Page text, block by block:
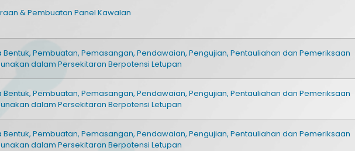
& Pembuatan Panel Kawalan
Bentuk, Pembuatan, Pemasangan, Pendawaian, Pengujian, Pentauliahan dan Pemeriksaan
dalam Persekitaran Berpotensi Letupan
Bentuk, Pembuatan, Pemasangan, Pendawaian, Pengujian, Pentauliahan dan Pemeriksaan
dalam Persekitaran Berpotensi Letupan
Bentuk, Pembuatan, Pemasangan, Pendawaian, Pengujian, Pentauliahan dan Pemeriksaan
dalam Persekitaran Berpotensi Letupan